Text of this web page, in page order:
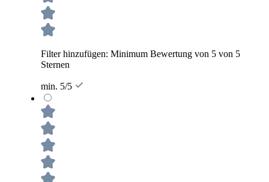
Filter hinzufügen: Minimum Bewertung von 5 von 5
Sternen
min. 5/5